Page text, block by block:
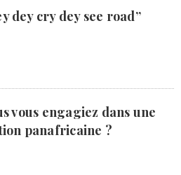
dey cry dey see road”
vous engagiez dans une
panafricaine ?